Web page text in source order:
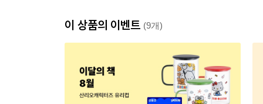
이 상품의 이벤트 (9개)